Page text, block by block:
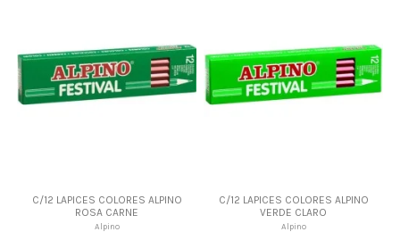
C/12 LAPICES COLORES ALPINO
ROSA CARNE
Alpino
C/12 LAPICES COLORES ALPINO
VERDE CLARO
Alpino